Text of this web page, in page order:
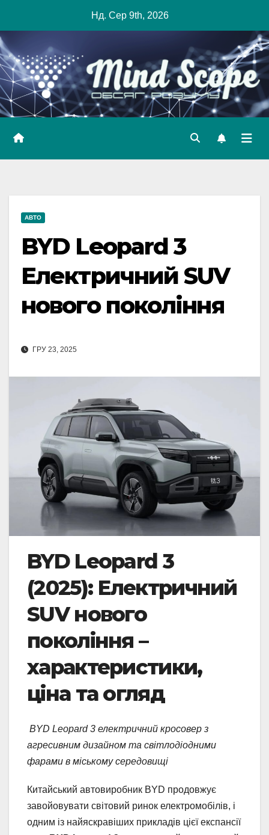
content
Нд. Сер 9th, 2026
АВТО
BYD Leopard 3
Електричний SUV
нового покоління
ГРУ 23, 2025
BYD Leopard 3
(2025): Електричний
SUV нового
покоління –
характеристики,
ціна та огляд
BYD Leopard 3 електричний кросовер з
агресивним дизайном та світлодіодними
фарами в міському середовищі
Китайський автовиробник BYD продовжує
завойовувати світовий ринок електромобілів, і
одним із найяскравіших прикладів цієї експансії